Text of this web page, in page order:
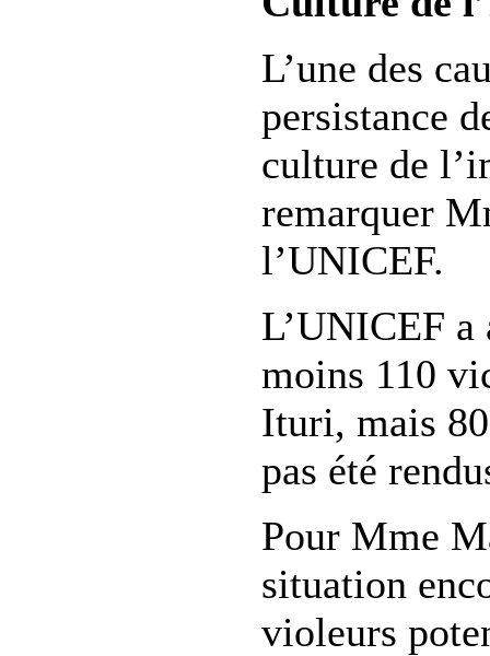
L’une des
persistance
culture de
remarquer
l’UNICEF.
L’UNICEF a
moins 110
Ituri, mais
pas été
Pour Mme
situation
violeurs